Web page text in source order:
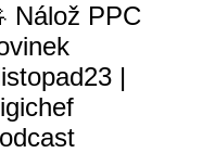
a komentáře se těšíme na:
Nálož PPC
|